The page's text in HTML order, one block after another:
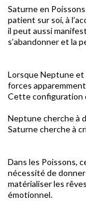
Saturne en
patient sur soi, à
il peut aussi
s’abandonner et la
Lorsque Neptune et
forces
Cette configuration
Neptune cherche à
Saturne cherche à
Dans les Poissons,
nécessité de
matérialiser les
émotionnel.